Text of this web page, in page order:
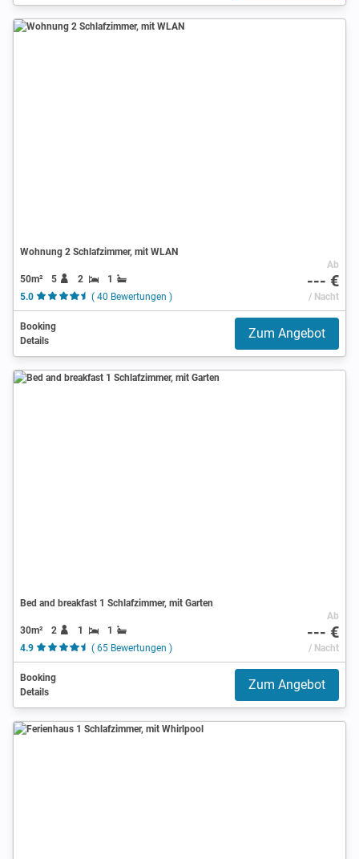
Wohnung 2 Schlafzimmer, mit WLAN
50m² 5 2
1
5.0
( 40 Bewertungen )
Ab
--- €
/ Nacht
Booking
Details
Zum Angebot
Bed and breakfast 1 Schlafzimmer, mit Garten
30m² 2 1
1
4.9
( 65 Bewertungen )
Ab
--- €
/ Nacht
Booking
Details
Zum Angebot